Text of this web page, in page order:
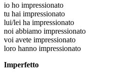
io ho impressionato
tu hai impressionato
lui/lei ha impressionato
noi abbiamo impressionato
voi avete impressionato
loro hanno impressionato
Imperfetto